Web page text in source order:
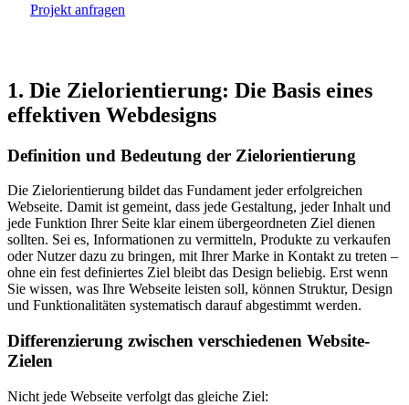
Projekt anfragen
1. Die Zielorientierung: Die Basis eines
effektiven Webdesigns
Definition und Bedeutung der Zielorientierung
Die Zielorientierung bildet das Fundament jeder erfolgreichen
Webseite. Damit ist gemeint, dass jede Gestaltung, jeder Inhalt und
jede Funktion Ihrer Seite klar einem übergeordneten Ziel dienen
sollten. Sei es, Informationen zu vermitteln, Produkte zu verkaufen
oder Nutzer dazu zu bringen, mit Ihrer Marke in Kontakt zu treten –
ohne ein fest definiertes Ziel bleibt das Design beliebig. Erst wenn
Sie wissen, was Ihre Webseite leisten soll, können Struktur, Design
und Funktionalitäten systematisch darauf abgestimmt werden.
Differenzierung zwischen verschiedenen Website-
Zielen
Nicht jede Webseite verfolgt das gleiche Ziel: